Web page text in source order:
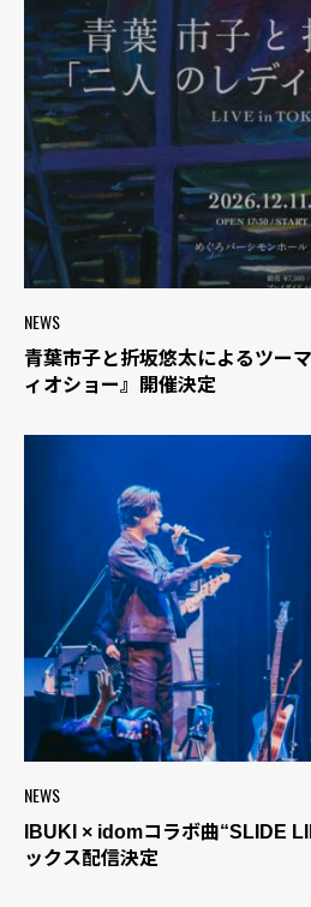
NEWS
青葉市子と折坂悠太によるツー
ィオショー』開催決定
NEWS
IBUKI × idomコラボ曲“SLIDE
ックス配信決定